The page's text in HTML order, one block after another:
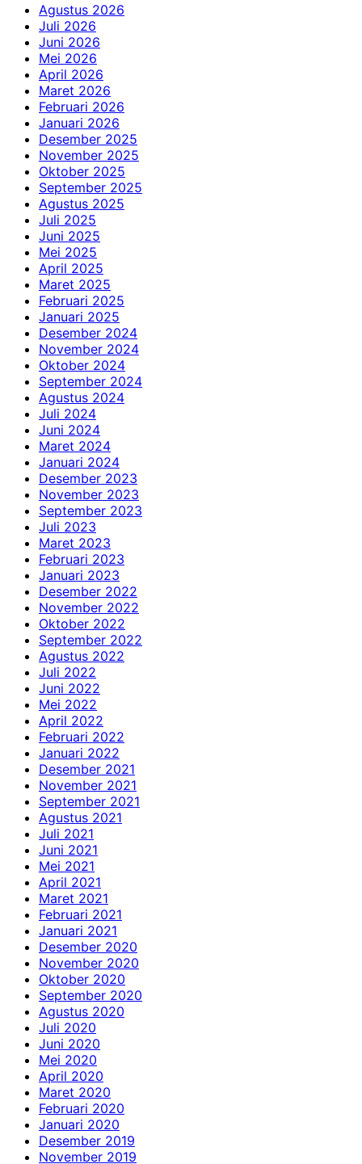
Agustus 2026
Juli 2026
Juni 2026
Mei 2026
April 2026
Maret 2026
Februari 2026
Januari 2026
Desember 2025
November 2025
Oktober 2025
September 2025
Agustus 2025
Juli 2025
Juni 2025
Mei 2025
April 2025
Maret 2025
Februari 2025
Januari 2025
Desember 2024
November 2024
Oktober 2024
September 2024
Agustus 2024
Juli 2024
Juni 2024
Maret 2024
Januari 2024
Desember 2023
November 2023
September 2023
Juli 2023
Maret 2023
Februari 2023
Januari 2023
Desember 2022
November 2022
Oktober 2022
September 2022
Agustus 2022
Juli 2022
Juni 2022
Mei 2022
April 2022
Februari 2022
Januari 2022
Desember 2021
November 2021
September 2021
Agustus 2021
Juli 2021
Juni 2021
Mei 2021
April 2021
Maret 2021
Februari 2021
Januari 2021
Desember 2020
November 2020
Oktober 2020
September 2020
Agustus 2020
Juli 2020
Juni 2020
Mei 2020
April 2020
Maret 2020
Februari 2020
Januari 2020
Desember 2019
November 2019